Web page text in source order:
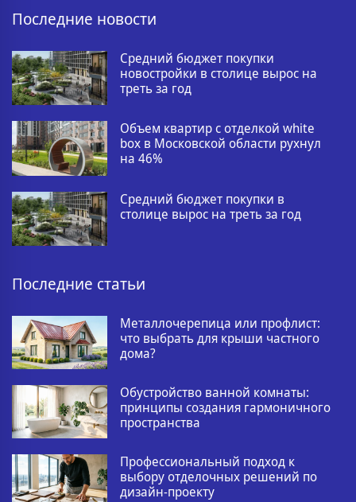
Последние новости
Средний бюджет покупки
новостройки в столице вырос на
треть за год
Объем квартир с отделкой white
box в Московской области рухнул
на 46%
Средний бюджет покупки в
столице вырос на треть за год
Последние статьи
Металлочерепица или профлист:
что выбрать для крыши частного
дома?
Обустройство ванной комнаты:
принципы создания гармоничного
пространства
Профессиональный подход к
выбору отделочных решений по
дизайн-проекту